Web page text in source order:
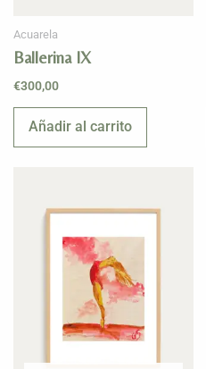
Acuarela
Ballerina IX
€300,00
Añadir al carrito